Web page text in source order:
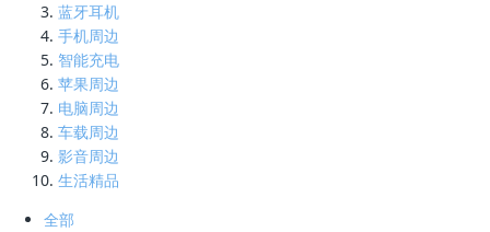
蓝牙耳机
手机周边
智能充电
苹果周边
电脑周边
车载周边
影音周边
生活精品
全部